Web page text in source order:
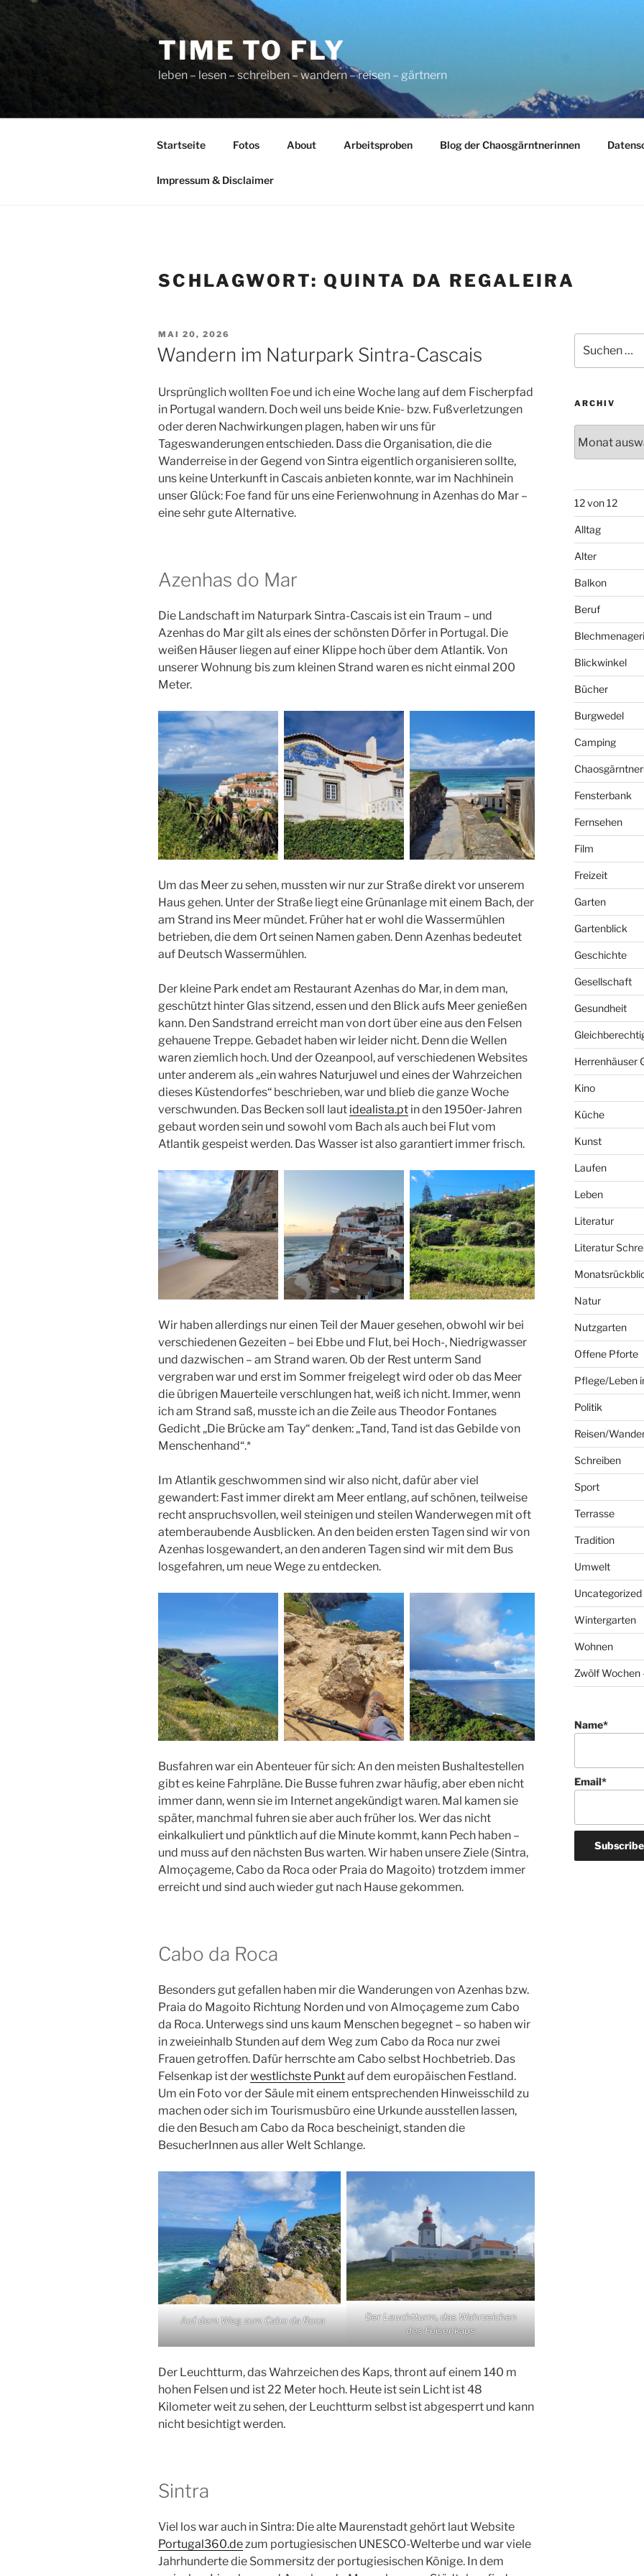
springen
TIME TO FLY
leben – lesen – schreiben – wandern – reisen – gärtnern
Startseite Fotos About Arbeitsproben Blog der Chaosgärntnerinnen
Impressum & Disclaimer
SCHLAGWORT: QUINTA DA REGALEIRA
VERÖFFENTLICHT
AM
MAI 20, 2026
Wandern im Naturpark Sintra-Cascais
Ursprünglich wollten Foe und ich eine Woche lang auf dem Fischerpfad
in Portugal wandern. Doch weil uns beide Knie- bzw. Fußverletzungen
oder deren Nachwirkungen plagen, haben wir uns für
Tageswanderungen entschieden. Dass die Organisation, die die
Wanderreise in der Gegend von Sintra eigentlich organisieren sollte,
uns keine Unterkunft in Cascais anbieten konnte, war im Nachhinein
unser Glück: Foe fand für uns eine Ferienwohnung in Azenhas do Mar –
eine sehr gute Alternative.
Azenhas do Mar
Die Landschaft im Naturpark Sintra-Cascais ist ein Traum – und
Azenhas do Mar gilt als eines der schönsten Dörfer in Portugal. Die
weißen Häuser liegen auf einer Klippe hoch über dem Atlantik. Von
unserer Wohnung bis zum kleinen Strand waren es nicht einmal 200
Meter.
Um das Meer zu sehen, mussten wir nur zur Straße direkt vor unserem
Haus gehen. Unter der Straße liegt eine Grünanlage mit einem Bach, der
am Strand ins Meer mündet. Früher hat er wohl die Wassermühlen
betrieben, die dem Ort seinen Namen gaben. Denn Azenhas bedeutet
auf Deutsch Wassermühlen.
Der kleine Park endet am Restaurant Azenhas do Mar, in dem man,
geschützt hinter Glas sitzend, essen und den Blick aufs Meer genießen
kann. Den Sandstrand erreicht man von dort über eine aus den Felsen
gehauene Treppe. Gebadet haben wir leider nicht. Denn die Wellen
waren ziemlich hoch. Und der Ozeanpool, auf verschiedenen Websites
unter anderem als „ein wahres Naturjuwel und eines der Wahrzeichen
dieses Küstendorfes“ beschrieben, war und blieb die ganze Woche
verschwunden. Das Becken soll laut idealista.pt in den 1950er-Jahren
gebaut worden sein und sowohl vom Bach als auch bei Flut vom
Atlantik gespeist werden. Das Wasser ist also garantiert immer frisch.
Wir haben allerdings nur einen Teil der Mauer gesehen, obwohl wir bei
verschiedenen Gezeiten – bei Ebbe und Flut, bei Hoch-, Niedrigwasser
und dazwischen – am Strand waren. Ob der Rest unterm Sand
vergraben war und erst im Sommer freigelegt wird oder ob das Meer
die übrigen Mauerteile verschlungen hat, weiß ich nicht. Immer, wenn
ich am Strand saß, musste ich an die Zeile aus Theodor Fontanes
Gedicht „Die Brücke am Tay“ denken: „Tand, Tand ist das Gebilde von
Menschenhand“.*
Im Atlantik geschwommen sind wir also nicht, dafür aber viel
gewandert: Fast immer direkt am Meer entlang, auf schönen, teilweise
recht anspruchsvollen, weil steinigen und steilen Wanderwegen mit oft
atemberaubende Ausblicken. An den beiden ersten Tagen sind wir von
Azenhas losgewandert, an den anderen Tagen sind wir mit dem Bus
losgefahren, um neue Wege zu entdecken.
Busfahren war ein Abenteuer für sich: An den meisten Bushaltestellen
gibt es keine Fahrpläne. Die Busse fuhren zwar häufig, aber eben nicht
immer dann, wenn sie im Internet angekündigt waren. Mal kamen sie
später, manchmal fuhren sie aber auch früher los. Wer das nicht
einkalkuliert und pünktlich auf die Minute kommt, kann Pech haben –
und muss auf den nächsten Bus warten. Wir haben unsere Ziele (Sintra,
Almoçageme, Cabo da Roca oder Praia do Magoito) trotzdem immer
erreicht und sind auch wieder gut nach Hause gekommen.
Cabo da Roca
Besonders gut gefallen haben mir die Wanderungen von Azenhas bzw.
Praia do Magoito Richtung Norden und von Almoçageme zum Cabo
da Roca. Unterwegs sind uns kaum Menschen begegnet – so haben wir
in zweieinhalb Stunden auf dem Weg zum Cabo da Roca nur zwei
Frauen getroffen. Dafür herrschte am Cabo selbst Hochbetrieb. Das
Felsenkap ist derwestlichste Punktauf dem europäischen Festland.
Um ein Foto vor der Säule mit einem entsprechenden Hinweisschild zu
machen oder sich im Tourismusbüro eine Urkunde ausstellen lassen,
die den Besuch am Cabo da Roca bescheinigt, standen die
BesucherInnen aus aller Welt Schlange.
Auf dem Weg zum Cabo da Roca
Der Leuchtturm, das Wahrzeichen
des Felsenkaps
Der Leuchtturm, das Wahrzeichen des Kaps, thront auf einem 140 m
hohen Felsen und ist 22 Meter hoch. Heute ist sein Licht ist 48
Kilometer weit zu sehen, der Leuchtturm selbst ist abgesperrt und kann
nicht besichtigt werden.
Sintra
Viel los war auch in Sintra: Die alte Maurenstadt gehört laut Website
Portugal360.de zum portugiesischen UNESCO-Welterbe und war viele
Jahrhunderte die Sommersitz der portugiesischen Könige. In dem
nach:
ARCHIV
12 von 12
Alltag
Alter
Balkon
Beruf
Blickwinkel
Bücher
Burgwedel
Camping
Fensterbank
Fernsehen
Film
Freizeit
Garten
Gartenblick
Geschichte
Gesellschaft
Gesundheit
Herrenhäuser
Kino
Küche
Kunst
Laufen
Leben
Literatur
Literatur
Natur
Nutzgarten
Offene Pforte
Pflege/Leben
Politik
Reisen/
Schreiben
Sport
Terrasse
Tradition
Umwelt
Uncategorized
Wintergarten
Wohnen
Zwölf Wochen
Name*
Email*